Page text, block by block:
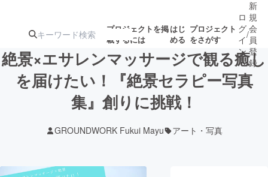
プロジェクトを掲
載するには
はじ
める
プロジェクト
をさがす
注目のリ 注目の新着プロ募集終了が近いプ
ロ
グ
イ
ン
/
新
規
会
員
登
録
絶景×エサレンマッサージで観る癒し
を届けたい！『絶景セラピー写真
集』創りに挑戦！
GROUNDWORK Fukui Mayu アート・写真